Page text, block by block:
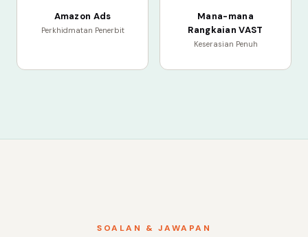
Amazon Ads
Perkhidmatan Penerbit
Mana-mana
Rangkaian VAST
Keserasian Penuh
SOALAN & JAWAPAN